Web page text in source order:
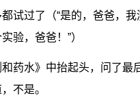
试过了（“是的，爸爸，
验，爸爸！”）
药水》中抬起头，问了最
不是。